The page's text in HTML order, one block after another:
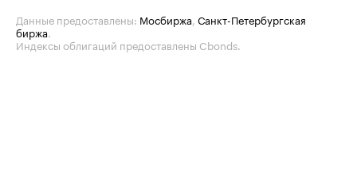
Данные предоставлены: Мосбиржа Санкт-Петербургская
биржа
Индексы облигаций предоставлены Cbonds.